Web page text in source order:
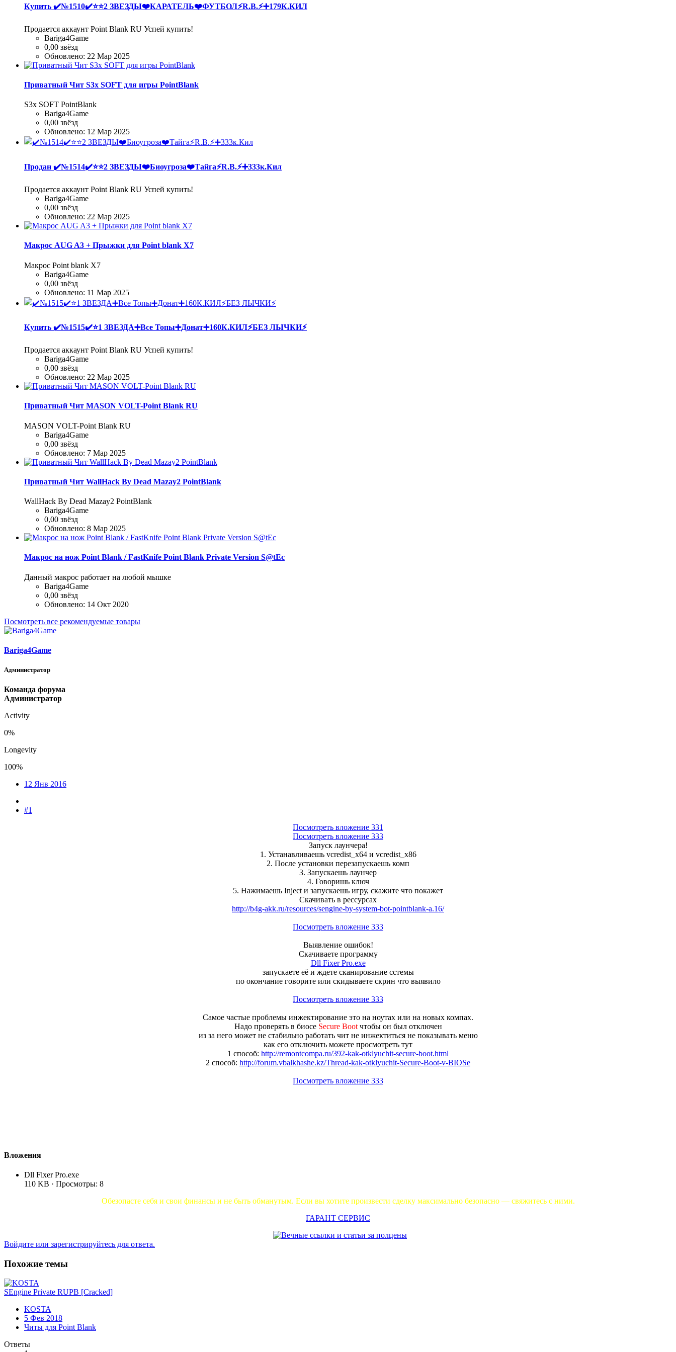
Купить ✔️№1510✔️⭐️⭐️2 ЗВЕЗДЫ❤️КАРАТЕЛЬ❤️ФУТБОЛ⚡R.B.⚡➕179К.КИЛ
Продается аккаунт Point Blank RU Успей купить!
Bariga4Game
0,00 звёзд
Обновлено: 22 Мар 2025
Приватный Чит S3x SOFT для игры PointBlank
S3x SOFT PointBlank
Bariga4Game
0,00 звёзд
Обновлено: 12 Мар 2025
Продан ✔️№1514✔️⭐️⭐️2 ЗВЕЗДЫ❤️Биоугроза❤️Тайга⚡R.B.⚡➕333к.Кил
Продается аккаунт Point Blank RU Успей купить!
Bariga4Game
0,00 звёзд
Обновлено: 22 Мар 2025
Макрос AUG A3 + Прыжки для Point blank Х7
Макрос Point blank Х7
Bariga4Game
0,00 звёзд
Обновлено: 11 Мар 2025
Купить ✔️№1515✔️⭐️1 ЗВЕЗДА➕Все Топы➕Донат➕160К.КИЛ⚡БЕЗ ЛЫЧКИ⚡
Продается аккаунт Point Blank RU Успей купить!
Bariga4Game
0,00 звёзд
Обновлено: 22 Мар 2025
Приватный Чит MASON VOLT-Point Blank RU
MASON VOLT-Point Blank RU
Bariga4Game
0,00 звёзд
Обновлено: 7 Мар 2025
Приватный Чит WallHack By Dead Mazay2 PointBlank
WallHack By Dead Mazay2 PointBlank
Bariga4Game
0,00 звёзд
Обновлено: 8 Мар 2025
Макрос на нож Point Blank / FastKnife Point Blank Private Version S@tEc
Данный макрос работает на любой мышке
Bariga4Game
0,00 звёзд
Обновлено: 14 Окт 2020
Посмотреть все рекомендуемые товары
Bariga4Game
Администратор
Команда форума
Администратор
Activity
0%
Longevity
100%
12 Янв 2016
#1
Посмотреть вложение 331
Посмотреть вложение 333
Запуск лаунчера!
1. Устанавливаешь vcredist_x64 и vcredist_x86
2. После установки перезапускаешь комп
3. Запускаешь лаунчер
4. Говоришь ключ
5. Нажимаешь Inject и запускаешь игру, скажите что покажет
Скачивать в рессурсах
http://b4g-akk.ru/resources/sengine-by-system-bot-pointblank-a.16/
Посмотреть вложение 333
Выявление ошибок!
Скачиваете программу
Dll Fixer Pro.exe
запускаете её и ждете сканирование сстемы
по окончание говорите или скидываете скрин что выявило
Посмотреть вложение 333
Самое частые проблемы инжектирование это на ноутах или на новых компах.
Надо проверять в биосе Secure Bootчтобы он был отключен
из за него может не стабильно работать чит не инжектиться не показывать меню
как его отключить можете просмотреть тут
1 способ: http://remontcompa.ru/392-kak-otklyuchit-secure-boot.html
2 способ: http://forum.vbalkhashe.kz/Thread-kak-otklyuchit-Secure-Boot-v-BIOSe
Посмотреть вложение 333
Вложения
Dll Fixer Pro.exe
110 KB · Просмотры: 8
Обезопасте себя и свои финансы и не быть обманутым. Если вы хотите произвести сделку максимально безопасно — свяжитесь с ними.
ГАРАНТ СЕРВИС
Войдите или зарегистрируйтесь для ответа.
Похожие темы
SEngine Private RUPB [Cracked]
KOSTA
5 Фев 2018
Читы для Point Blank
Ответы